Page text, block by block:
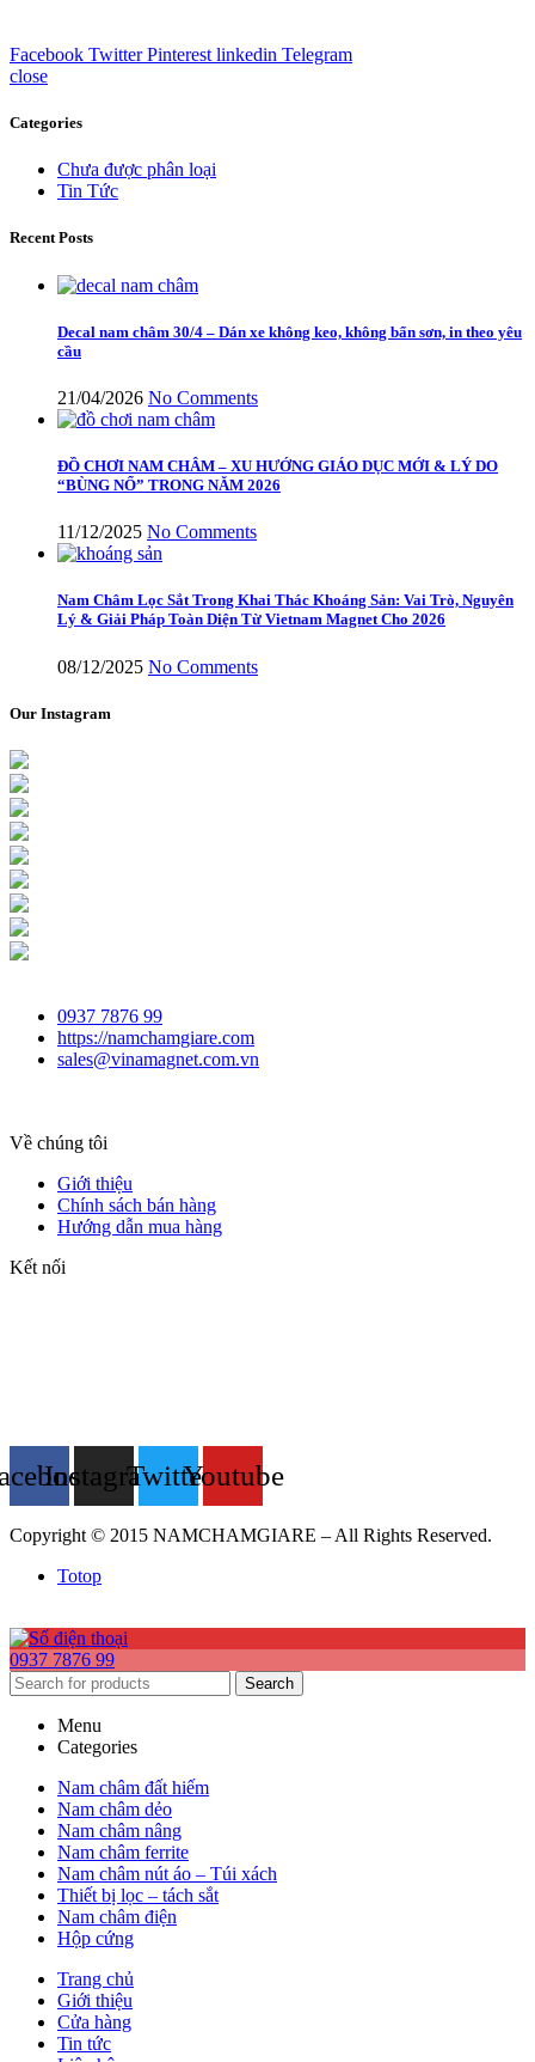
Facebook Twitter Pinterest linkedin Telegram
close
Categories
Chưa được phân loại
Tin Tức
Recent Posts
Decal nam châm 30/4 – Dán xe không keo, không bẩn sơn, in theo yêu
cầu
21/04/2026 No Comments
ĐỒ CHƠI NAM CHÂM – XU HƯỚNG GIÁO DỤC MỚI & LÝ DO
“BÙNG NỔ” TRONG NĂM 2026
11/12/2025 No Comments
Nam Châm Lọc Sắt Trong Khai Thác Khoáng Sản: Vai Trò, Nguyên
Lý & Giải Pháp Toàn Diện Từ Vietnam Magnet Cho 2026
08/12/2025 No Comments
Our Instagram
0937 7876 99
https://namchamgiare.com
sales@vinamagnet.com.vn
Về chúng tôi
Giới thiệu
Chính sách bán hàng
Hướng dẫn mua hàng
Kết nối
InstagramTwitterYoutube
Copyright © 2015 NAMCHAMGIARE – All Rights Reserved.
Totop
0937 7876 99
Search
Menu
Categories
Nam châm đất hiếm
Nam châm dẻo
Nam châm nâng
Nam châm ferrite
Nam châm nút áo – Túi xách
Thiết bị lọc – tách sắt
Nam châm điện
Hộp cứng
Trang chủ
Giới thiệu
Cửa hàng
Tin tức